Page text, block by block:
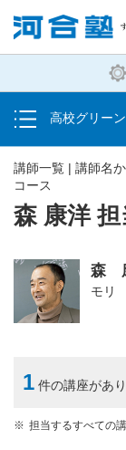
塾生の方
高校グリー
学費の仕組み・
受講開始までの
校舎・教室一覧
森 康洋
講師一覧 | 講師名
コース
森
モリ
1 件の講座があり
担当するすべての